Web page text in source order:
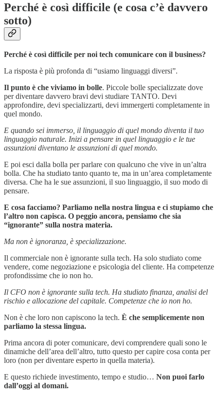
Perché è così difficile (e cosa c’è davvero
sotto)
Perché è così difficile per noi tech comunicare con il business?
La risposta è più profonda di “usiamo linguaggi diversi”.
Il punto è che viviamo in bolle. Piccole bolle specializzate dove
per diventare davvero bravi devi studiare TANTO. Devi
approfondire, devi specializzarti, devi immergerti completamente in
quel mondo.
E quando sei immerso, il linguaggio di quel mondo diventa il tuo
linguaggio naturale. Inizi a pensare in quel linguaggio e le tue
assunzioni diventano le assunzioni di quel mondo.
E poi esci dalla bolla per parlare con qualcuno che vive in un’altra
bolla. Che ha studiato tanto quanto te, ma in un’area completamente
diversa. Che ha le sue assunzioni, il suo linguaggio, il suo modo di
pensare.
E cosa facciamo? Parliamo nella nostra lingua e ci stupiamo che
l’altro non capisca. O peggio ancora, pensiamo che sia
“ignorante” sulla nostra materia.
Ma non è ignoranza, è specializzazione.
Il commerciale non è ignorante sulla tech. Ha solo studiato come
vendere, come negoziazione e psicologia del cliente. Ha competenze
profondissime che io non ho.
Il CFO non è ignorante sulla tech. Ha studiato finanza, analisi del
rischio e allocazione del capitale. Competenze che io non ho.
Non è che loro non capiscono la tech. È che semplicemente non
parliamo la stessa lingua.
Prima ancora di poter comunicare, devi comprendere quali sono le
dinamiche dell’area dell’altro, tutto questo per capire cosa conta per
loro (non per diventare esperto in quella materia).
E questo richiede investimento, tempo e studio… Non puoi farlo
dall’oggi al domani.